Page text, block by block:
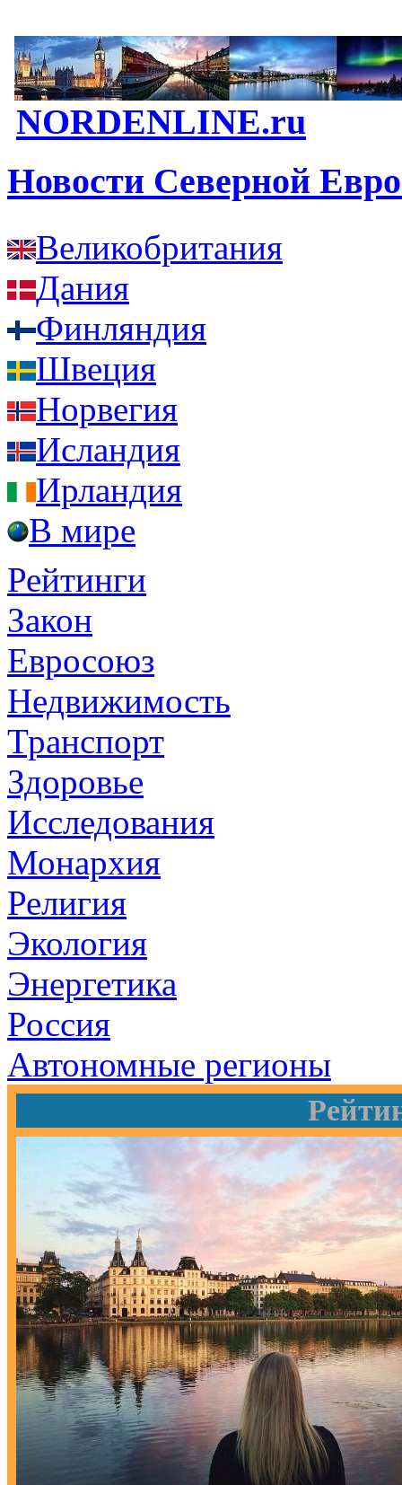
NORDENLINE.ru
Новости Северной
Великобритания
Дания
Финляндия
Швеция
Норвегия
Исландия
Ирландия
В мире
Рейтинги
Закон
Евросоюз
Недвижимость
Транспорт
Здоровье
Исследования
Монархия
Религия
Экология
Энергетика
Россия
Автономные регионы